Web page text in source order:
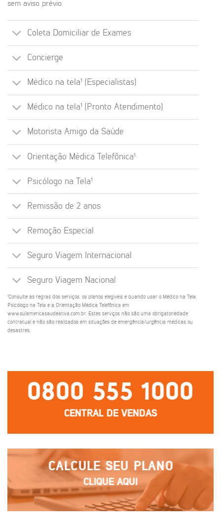
sem aviso prévio.
Coleta Domiciliar de Exames
Concierge
Médico na tela¹ (Especialistas)
Médico na tela¹ (Pronto Atendimento)
Motorista Amigo da Saúde
Orientação Médica Telefônica¹
Psicólogo na Tela¹
Remissão de 2 anos
Remoção Especial
Seguro Viagem Internacional
Seguro Viagem Nacional
¹Consulte as regras dos serviços, os planos elegíveis e quando usar o Médico na Tela,
Psicólogo na Tela e a Orientação Médica Telefônica em
www.sulamericasaudeativa.com.br. Estes serviços não são uma obrigatoriedade
contratual e não são realizados em situações de emergência/urgência médicas ou
desastres.
0800 555 1000
CENTRAL DE VENDAS
CALCULE SEU PLANO
CLIQUE AQUI